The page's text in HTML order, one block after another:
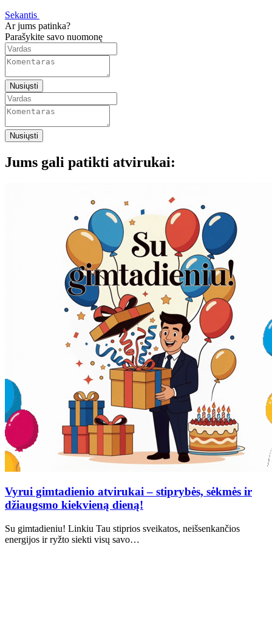
Sekantis
Ar jums patinka?
Parašykite savo nuomonę
Nusiųsti
Nusiųsti
Jums gali patikti atvirukai:
Vyrui gimtadienio atvirukai – stiprybės, sėkmės ir
džiaugsmo kiekvieną dieną!
Su gimtadieniu! Linkiu Tau stiprios sveikatos, neišsenkančios
energijos ir ryžto siekti visų savo…